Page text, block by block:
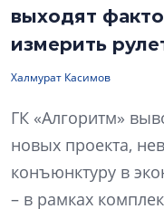
выходят
измерить
Халмурат Касимов
ГК «Алгоритм»
новых проекта,
конъюнктуру в
– в рамках